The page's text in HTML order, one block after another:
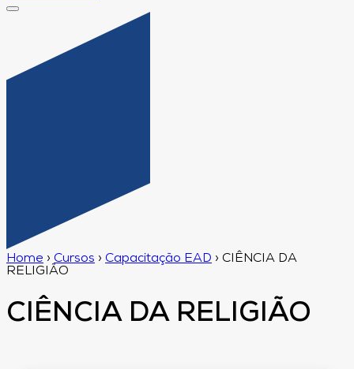
Home › Cursos › Capacitação EAD › CIÊNCIA DA
RELIGIÃO
CIÊNCIA DA RELIGIÃO